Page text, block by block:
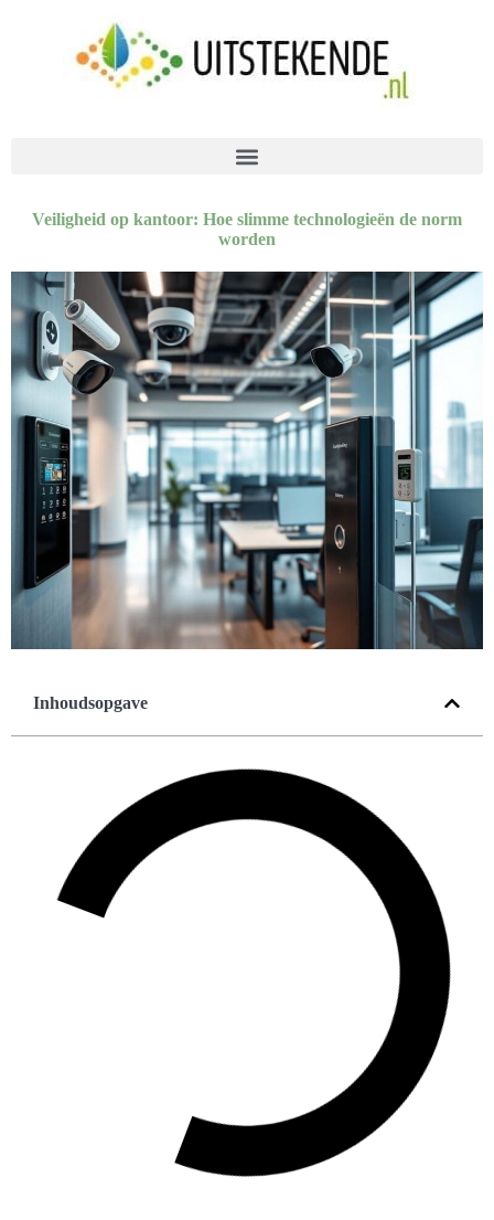
Veiligheid op kantoor: Hoe slimme technologieën de norm
worden
Inhoudsopgave